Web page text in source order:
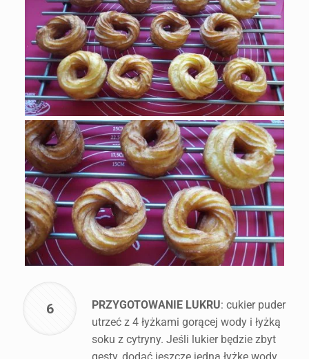
6 PRZYGOTOWANIE LUKRU: cukier puder
utrzeć z 4 łyżkami gorącej wody i łyżką
soku z cytryny. Jeśli lukier będzie zbyt